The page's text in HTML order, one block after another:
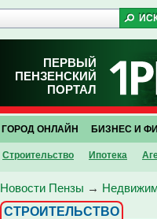
ПЕРВЫЙ
ПЕНЗЕНСКИЙ
ПОРТАЛ
ГОРОД ОНЛАЙН БИЗНЕС И
Строительство Ипотека
Новости Пензы →
СТРОИТЕЛЬСТВО